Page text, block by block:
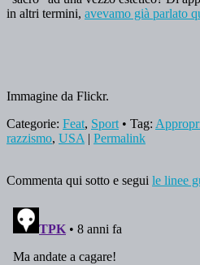
in altri termini, avevamo già parlato
Immagine da Flickr.
Categorie: Feat, Sport • Tag:
razzismo, USA | Permalink
Commenta qui sotto e segui le linee